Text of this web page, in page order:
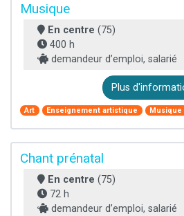
Musique
En centre (75)
400 h
demandeur d’emploi, salarié
Plus
Art Enseignement artistique
Chant prénatal
En centre (75)
72 h
demandeur d’emploi, salarié